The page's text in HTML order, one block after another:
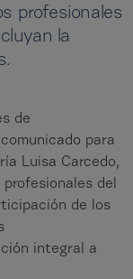
profesionales
la
de
para
Luisa Carcedo,
del
de los
integral a